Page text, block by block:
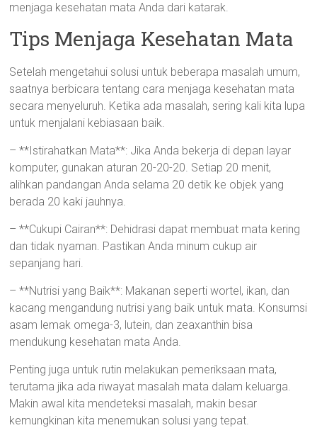
menjaga kesehatan mata Anda dari katarak.
Tips Menjaga Kesehatan Mata
Setelah mengetahui solusi untuk beberapa masalah umum,
saatnya berbicara tentang cara menjaga kesehatan mata
secara menyeluruh. Ketika ada masalah, sering kali kita lupa
untuk menjalani kebiasaan baik.
– **Istirahatkan Mata**: Jika Anda bekerja di depan layar
komputer, gunakan aturan 20-20-20. Setiap 20 menit,
alihkan pandangan Anda selama 20 detik ke objek yang
berada 20 kaki jauhnya.
– **Cukupi Cairan**: Dehidrasi dapat membuat mata kering
dan tidak nyaman. Pastikan Anda minum cukup air
sepanjang hari.
– **Nutrisi yang Baik**: Makanan seperti wortel, ikan, dan
kacang mengandung nutrisi yang baik untuk mata. Konsumsi
asam lemak omega-3, lutein, dan zeaxanthin bisa
mendukung kesehatan mata Anda.
Penting juga untuk rutin melakukan pemeriksaan mata,
terutama jika ada riwayat masalah mata dalam keluarga.
Makin awal kita mendeteksi masalah, makin besar
kemungkinan kita menemukan solusi yang tepat.